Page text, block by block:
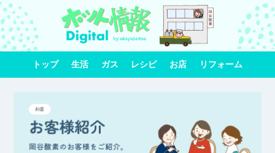
トップ 生活 ガス レシピ お店 リフォーム